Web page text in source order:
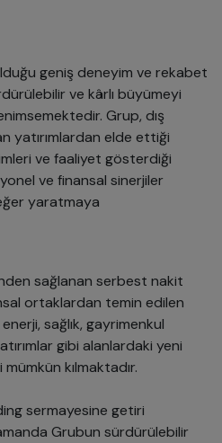
geniş deneyim ve rekabet
ve kârlı büyümeyi
Grup, dış
yatırımlardan elde ettiği
ve faaliyet gösterdiği
ve finansal sinerjiler
yaratmaya
sağlanan serbest nakit
ortaklardan temin edilen
sağlık, gayrimenkul
gibi alanlardaki yeni
kılmaktadır.
sermayesine getiri
Grubun sürdürülebilir